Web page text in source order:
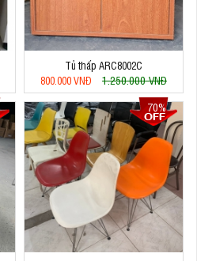
Tủ thấp ARC8002C
800.000 VNĐ
1.250.000 VNĐ
70%